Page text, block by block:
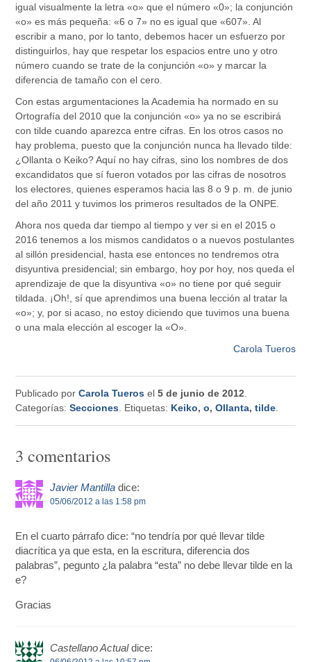
igual visualmente la letra «o» que el número «0»; la conjunción
«o» es más pequeña: «6 o 7» no es igual que «607». Al
escribir a mano, por lo tanto, debemos hacer un esfuerzo por
distinguirlos, hay que respetar los espacios entre uno y otro
número cuando se trate de la conjunción «o» y marcar la
diferencia de tamaño con el cero.
Con estas argumentaciones la Academia ha normado en su
Ortografía del 2010 que la conjunción «o» ya no se escribirá
con tilde cuando aparezca entre cifras. En los otros casos no
hay problema, puesto que la conjunción nunca ha llevado tilde:
¿Ollanta o Keiko? Aquí no hay cifras, sino los nombres de dos
excandidatos que sí fueron votados por las cifras de nosotros
los electores, quienes esperamos hacia las 8 o 9 p. m. de junio
del año 2011 y tuvimos los primeros resultados de la ONPE.
Ahora nos queda dar tiempo al tiempo y ver si en el 2015 o
2016 tenemos a los mismos candidatos o a nuevos postulantes
al sillón presidencial, hasta ese entonces no tendremos otra
disyuntiva presidencial; sin embargo, hoy por hoy, nos queda el
aprendizaje de que la disyuntiva «o» no tiene por qué seguir
tildada. ¡Oh!, sí que aprendimos una buena lección al tratar la
«o»; y, por si acaso, no estoy diciendo que tuvimos una buena
o una mala elección al escoger la «O».
Carola Tueros
Publicado porCarola Tueros el5 de junio de 2012
Categorías:Secciones . Etiquetas: Keiko,o,Ollanta,tilde
3 comentarios
Javier Mantilla dice:
05/06/2012 a las 1:58 pm
En el cuarto párrafo dice: “no tendría por qué llevar tilde
diacrítica ya que esta, en la escritura, diferencia dos
palabras”, pegunto ¿la palabra “esta” no debe llevar tilde en la
e?
Gracias
Castellano Actual dice: